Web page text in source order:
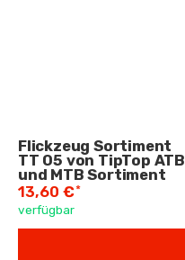
Flickzeug Sortiment
TT 05 von TipTop ATB
und MTB Sortiment
13,60 €*
verfügbar